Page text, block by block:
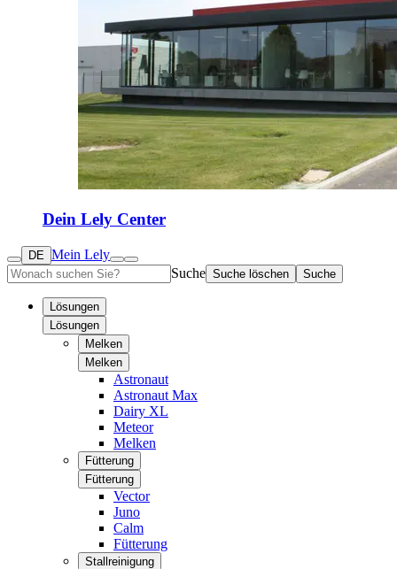
Dein Lely Center
DE Mein Lely
Suche Suche löschen Suche
Lösungen
Lösungen
Melken
Melken
Astronaut
Astronaut Max
Dairy XL
Meteor
Melken
Fütterung
Fütterung
Vector
Juno
Calm
Fütterung
Stallreinigung